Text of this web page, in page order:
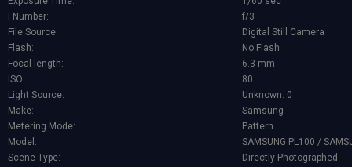
FNumber:
f/3
File Source:
Digital Still Camera
Flash:
No Flash
Focal length:
6.3 mm
ISO:
80
Light Source:
Unknown: 0
Make:
Samsung
Metering Mode:
Pattern
Model:
SAMSUNG PL100 /
Scene Type:
Directly Photographed